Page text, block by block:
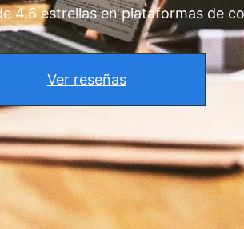
4,6 estrellas en plataformas de
Ver reseñas